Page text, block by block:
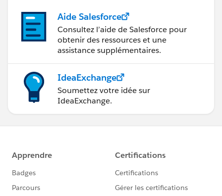
Aide Salesforce
Consultez l’aide de Salesforce pour
obtenir des ressources et une
assistance supplémentaires.
IdeaExchange
Soumettez votre idée sur
IdeaExchange.